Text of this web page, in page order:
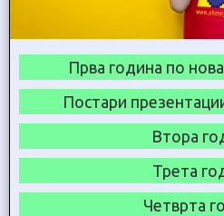
Прва година по
Постари
Втора
Трета
Четврта